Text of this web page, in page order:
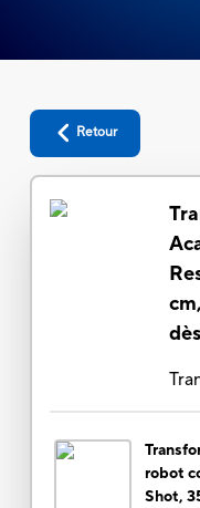
Retour
robot
Shot,